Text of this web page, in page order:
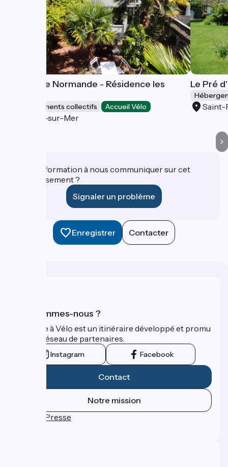
Escapade Normande - Résidence les
Hébergements collectifs Accueil Vélo
Villers-sur-Mer
Le Pré
Une information à nous communiquer sur cet
établissement ?
Signaler un problème
Enregistrer Contacter
Qui sommes-nous ?
La Seine à Vélo est un itinéraire développé et promu
par un réseau de partenaires.
Instagram Facebook
Contact
Notre mission
Espace Presse